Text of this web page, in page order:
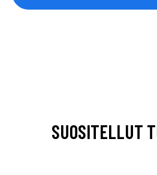
SUOSITELLUT